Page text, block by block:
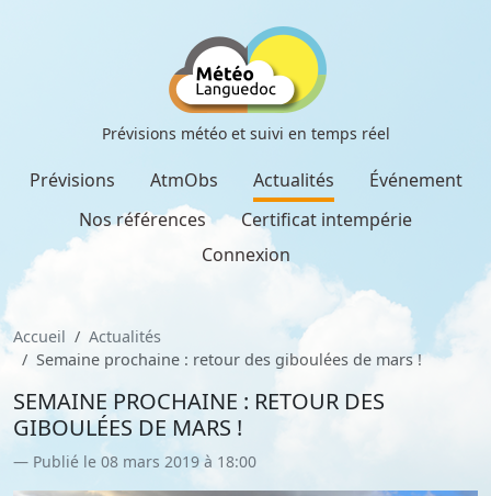
Prévisions météo et suivi en temps réel
Prévisions AtmObs Actualités
Événement
Nos références
Certificat intempérie
Connexion
Accueil
Actualités
Semaine prochaine : retour des giboulées de mars !
SEMAINE PROCHAINE : RETOUR DES
GIBOULÉES DE MARS !
Publié le 08 mars 2019 à 18:00